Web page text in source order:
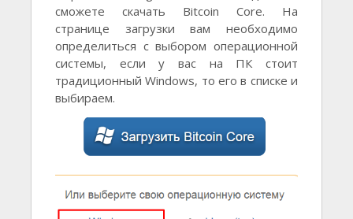
сможете скачать Bitcoin Core. На
странице загрузки вам необходимо
определиться с выбором операционной
системы, если у вас на ПК стоит
традиционный Windows, то его в списке и
выбираем.